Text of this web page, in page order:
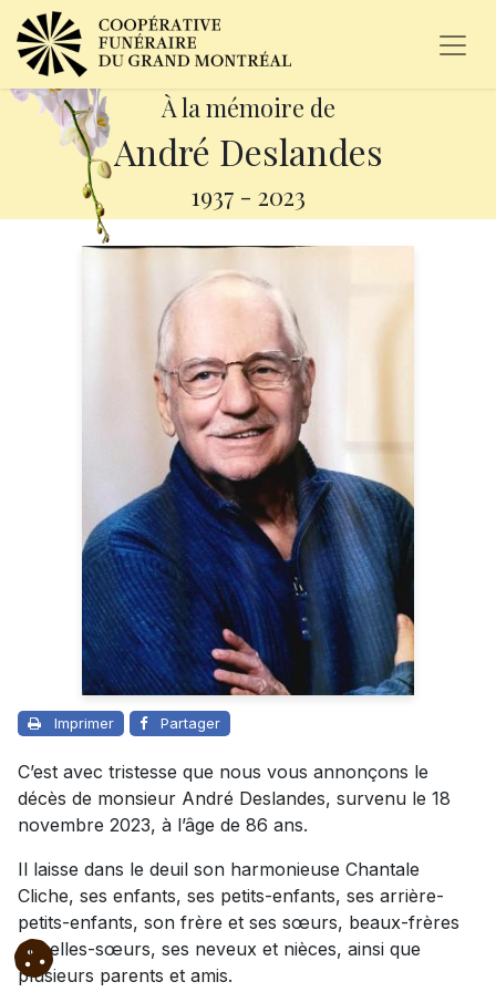
À la mémoire de
André Deslandes
1937 - 2023
Imprimer Partager
C’est avec tristesse que nous vous annonçons le
décès de monsieur André Deslandes, survenu le 18
novembre 2023, à l’âge de 86 ans.
Il laisse dans le deuil son harmonieuse Chantale
Cliche, ses enfants, ses petits-enfants, ses arrière-
petits-enfants, son frère et ses sœurs, beaux-frères
et belles-sœurs, ses neveux et nièces, ainsi que
plusieurs parents et amis.